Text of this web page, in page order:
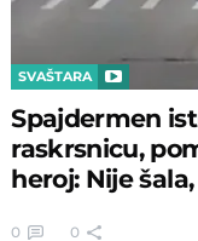
SVAŠTARA
Spajdermen
raskrsnicu,
heroj: Nije
0 0